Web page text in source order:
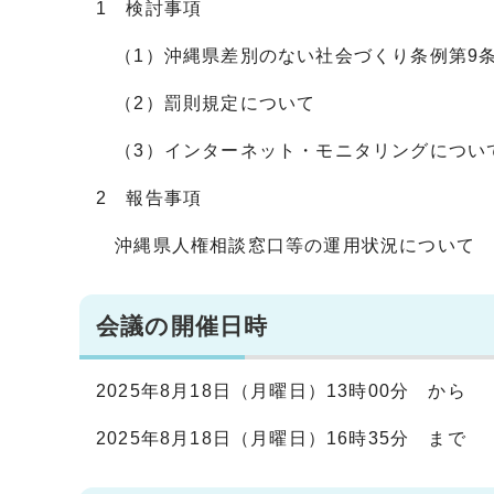
1 検討事項
（1）沖縄県差別のない社会づくり条例第9
（2）罰則規定について
（3）インターネット・モニタリングについ
2 報告事項
沖縄県人権相談窓口等の運用状況について
会議の開催日時
2025年8月18日（月曜日）13時00分 から
2025年8月18日（月曜日）16時35分 まで